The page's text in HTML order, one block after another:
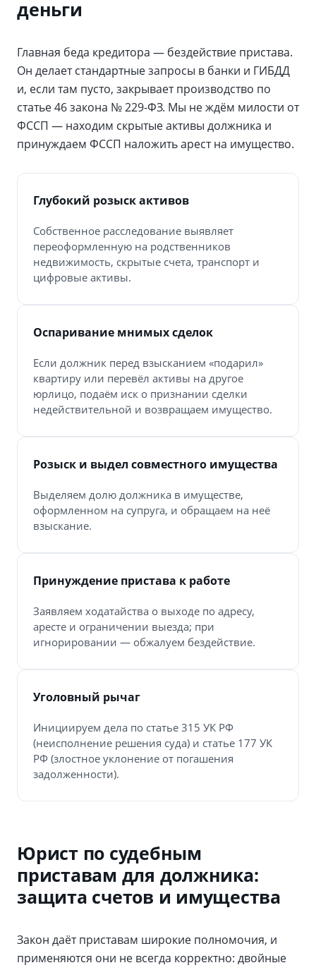
деньги
Главная беда кредитора — бездействие пристава.
Он делает стандартные запросы в банки и ГИБДД
и, если там пусто, закрывает производство по
статье 46 закона № 229-ФЗ. Мы не ждём милости от
ФССП — находим скрытые активы должника и
принуждаем ФССП наложить арест на имущество.
Глубокий розыск активов
Собственное расследование выявляет
переоформленную на родственников
недвижимость, скрытые счета, транспорт и
цифровые активы.
Оспаривание мнимых сделок
Если должник перед взысканием «подарил»
квартиру или перевёл активы на другое
юрлицо, подаём иск о признании сделки
недействительной и возвращаем имущество.
Розыск и выдел совместного имущества
Выделяем долю должника в имуществе,
оформленном на супруга, и обращаем на неё
взыскание.
Принуждение пристава к работе
Заявляем ходатайства о выходе по адресу,
аресте и ограничении выезда; при
игнорировании — обжалуем бездействие.
Уголовный рычаг
Инициируем дела по статье 315 УК РФ
(неисполнение решения суда) и статье 177 УК
РФ (злостное уклонение от погашения
задолженности).
Юрист по судебным
приставам для должника:
защита счетов и имущества
Закон даёт приставам широкие полномочия, и
применяются они не всегда корректно: двойные